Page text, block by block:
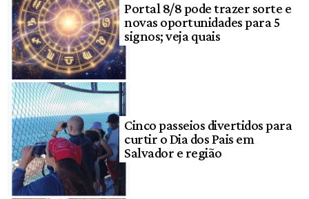
Portal 8/8 pode trazer sorte e
novas oportunidades para 5
signos; veja quais
Cinco passeios divertidos para
curtir o Dia dos Pais em
Salvador e região